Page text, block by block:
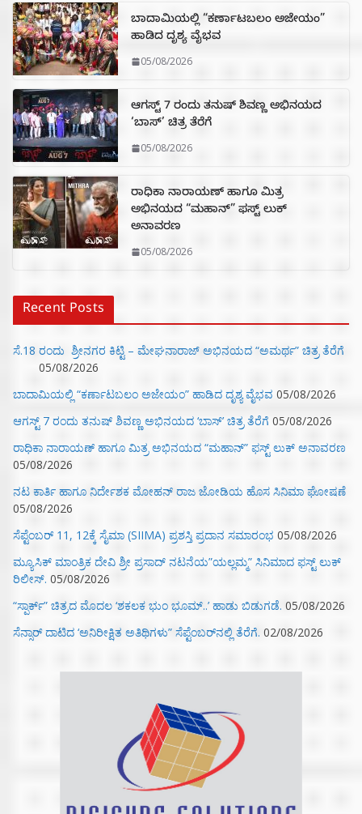
ಬಾದಾಮಿಯಲ್ಲಿ “ಕರ್ಣಾಟಬಲಂ ಅಜೇಯಂ”
ಹಾಡಿದ ದೃಶ್ಯ ವೈಭವ
05/08/2026
ಆಗಸ್ಟ್ 7 ರಂದು ತನುಷ್ ಶಿವಣ್ಣ ಅಭಿನಯದ
‘ಬಾಸ್’ ಚಿತ್ರ ತೆರೆಗೆ
05/08/2026
ರಾಧಿಕಾ ನಾರಾಯಣ್ ಹಾಗೂ ಮಿತ್ರ
ಅಭಿನಯದ “ಮಹಾನ್” ಫಸ್ಟ್ ಲುಕ್
ಅನಾವರಣ
05/08/2026
Recent Posts
ಸೆ.18 ರಂದು ಶ್ರೀನಗರ ಕಿಟ್ಟಿ – ಮೇಘನಾರಾಜ್ ಅಭಿನಯದ “ಅಮರ್ಥ” ಚಿತ್ರ ತೆರೆಗೆ
05/08/2026
ಬಾದಾಮಿಯಲ್ಲಿ “ಕರ್ಣಾಟಬಲಂ ಅಜೇಯಂ” ಹಾಡಿದ ದೃಶ್ಯ ವೈಭವ 05/08/2026
ಆಗಸ್ಟ್ 7 ರಂದು ತನುಷ್ ಶಿವಣ್ಣ ಅಭಿನಯದ ‘ಬಾಸ್’ ಚಿತ್ರ ತೆರೆಗೆ 05/08/2026
ರಾಧಿಕಾ ನಾರಾಯಣ್ ಹಾಗೂ ಮಿತ್ರ ಅಭಿನಯದ “ಮಹಾನ್” ಫಸ್ಟ್ ಲುಕ್ ಅನಾವರಣ
05/08/2026
ನಟ ಕಾರ್ತಿ ಹಾಗೂ ನಿರ್ದೇಶಕ ಮೋಹನ್ ರಾಜ ಜೋಡಿಯ ಹೊಸ ಸಿನಿಮಾ ಘೋಷಣೆ
05/08/2026
ಸೆಪ್ಟೆಂಬರ್ 11, 12ಕ್ಕೆ ಸೈಮಾ (SIIMA) ಪ್ರಶಸ್ತಿ ಪ್ರದಾನ ಸಮಾರಂಭ 05/08/2026
ಮ್ಯೂಸಿಕ್‌ ಮಾಂತ್ರಿಕ ದೇವಿ ಶ್ರೀ ಪ್ರಸಾದ್ ನಟನೆಯ”ಯಲ್ಲಮ್ಮ” ಸಿನಿಮಾದ ಫಸ್ಟ್‌ ಲುಕ್‌
ರಿಲೀಸ್. 05/08/2026
“ಸ್ಪಾರ್ಕ್” ಚಿತ್ರದ ಮೊದಲ‌ ‘ಶಕಲಕ ಭುಂ‌ ಭೂಮ್..’ ಹಾಡು ಬಿಡುಗಡೆ. 05/08/2026
ಸೆನ್ಸಾರ್ ದಾಟಿದ ‘ಅನಿರೀಕ್ಷಿತ ಅತಿಥಿಗಳು” ಸೆಪ್ಟೆಂಬರ್‌ನಲ್ಲಿ ತೆರೆಗೆ. 02/08/2026